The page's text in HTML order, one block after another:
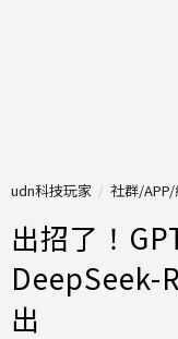
udn科技玩家 社群/
出招了！
DeepSeek-
出